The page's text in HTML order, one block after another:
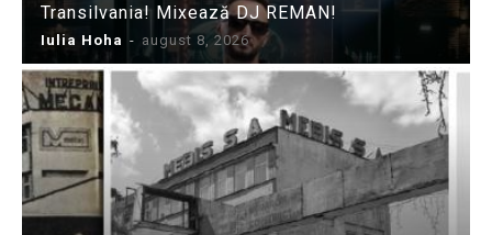
Transilvania! Mixează DJ REMAN!
Iulia Hoha - august 8, 2026